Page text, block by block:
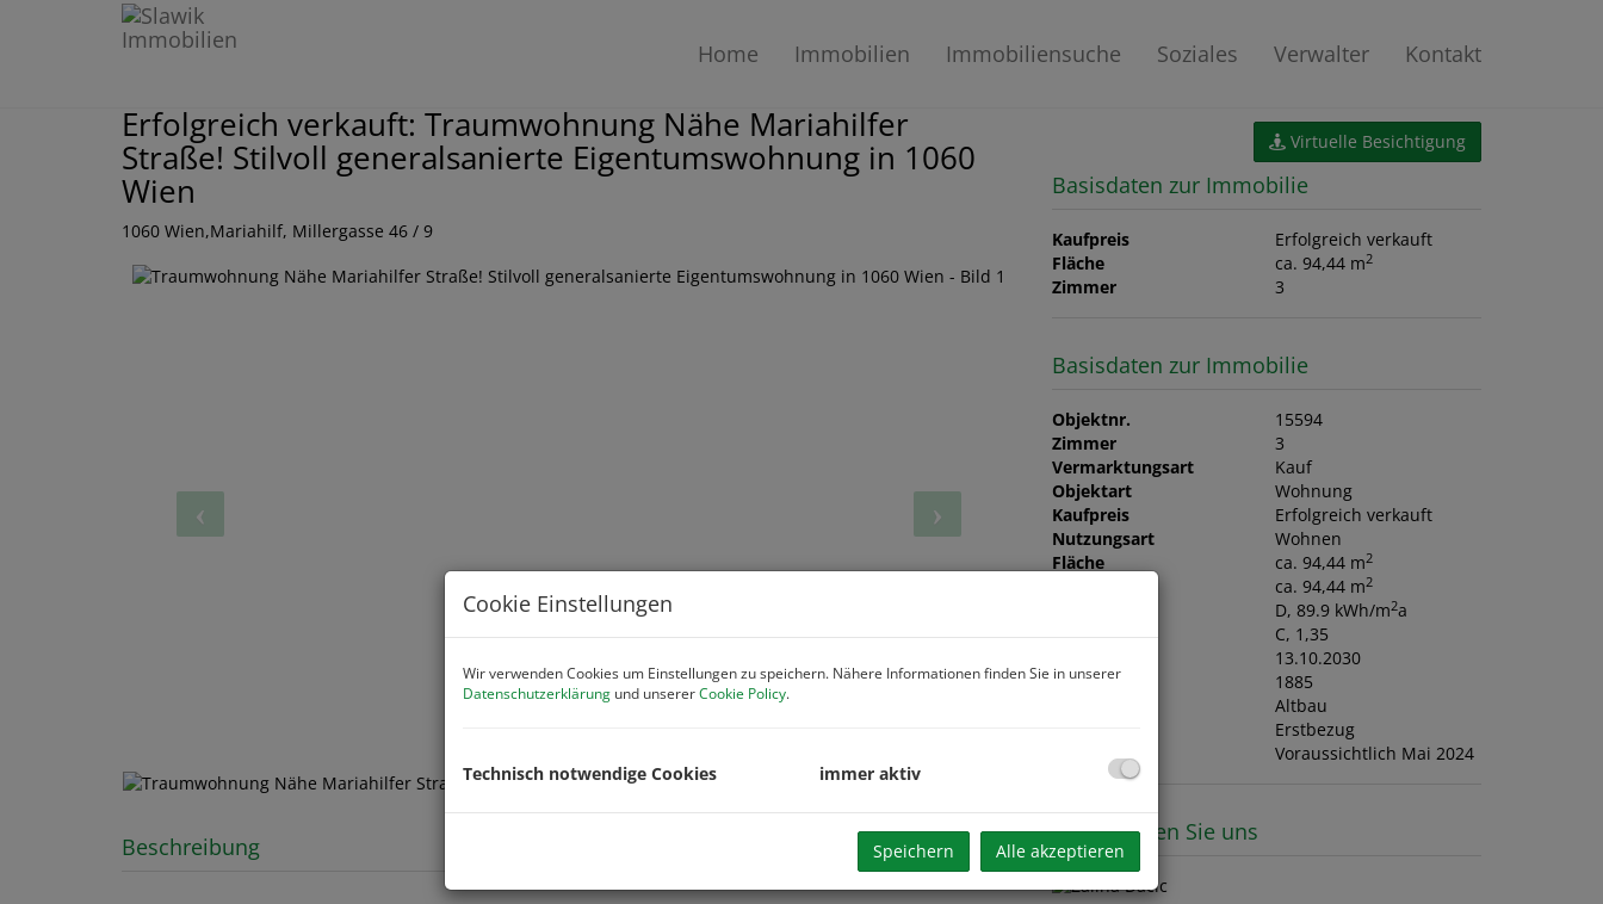
Home Immobilien Immobiliensuche Soziales Verwalter Kontakt
Erfolgreich verkauft: Traumwohnung Nähe Mariahilfer
Straße! Stilvoll generalsanierte Eigentumswohnung in 1060
Wien
1060 Wien,Mariahilf, Millergasse 46 / 9
Beschreibung
Virtuelle Besichtigung
Basisdaten zur Immobilie
Kaufpreis
Erfolgreich verkauft
Fläche
ca. 94,44 m2
Zimmer 3
Basisdaten zur Immobilie
Objektnr.
15594
Zimmer
3
Vermarktungsart
Kauf
Objektart
Wohnung
Kaufpreis
Erfolgreich verkauft
Nutzungsart
Wohnen
Fläche
ca. 94,44 m2
ca. 94,44 m2
D, 89.9 kWh/m2a
fGEE
C, 1,35
13.10.2030
Baujahr
1885
Altbau
Erstbezug
Beziehbar
Voraussichtlich Mai 2024
Kontaktieren Sie uns
Cookie Einstellungen
Wir verwenden Cookies um Einstellungen zu speichern. Nähere Informationen finden Sie in unserer
Datenschutzerklärung und unsererCookie Policy.
Technisch notwendige Cookies immer aktiv
Speichern Alle akzeptieren